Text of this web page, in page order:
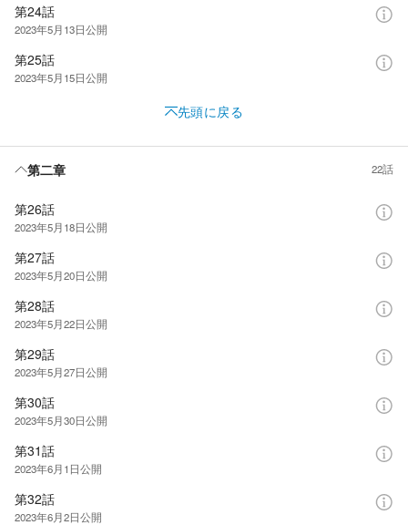
第24話
2023年5月13日公開
第25話
2023年5月15日公開
先頭に戻る
第二章 22話
第26話
2023年5月18日公開
第27話
2023年5月20日公開
第28話
2023年5月22日公開
第29話
2023年5月27日公開
第30話
2023年5月30日公開
第31話
2023年6月1日公開
第32話
2023年6月2日公開